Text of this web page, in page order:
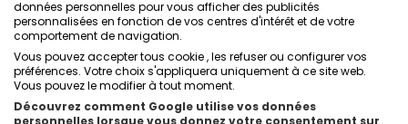
Contacts
données personnelles pour vous afficher des publicités
personnalisées en fonction de vos centres d'intérêt et de votre
comportement de navigation.
Vous pouvez accepter tous cookie , les refuser ou configurer vos
préférences. Votre choix s'appliquera uniquement à ce site web.
Vous pouvez le modifier à tout moment.
Découvrez comment Google utilise vos données
personnelles lorsque vous donnez votre consentement sur